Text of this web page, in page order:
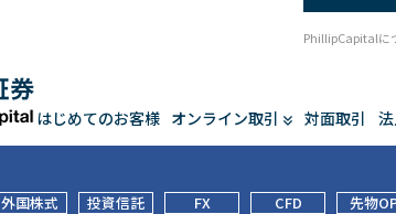
はじめてのお客様 オンライン取引 対面取引
PhillipCapitalに
外国株式 投資信託 FX CFD 先物